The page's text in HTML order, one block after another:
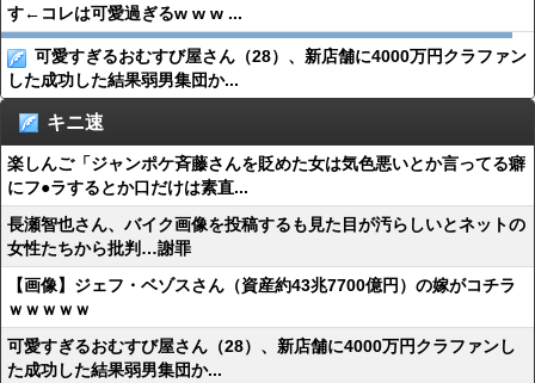
す←コレは可愛過ぎるw w w ...
可愛すぎるおむすび屋さん（28）、新店舗に4000万円クラファン
した成功した結果弱男集団か...
キニ速
楽しんご「ジャンポケ斉藤さんを貶めた女は気色悪いとか言ってる癖
にフ●ラするとか口だけは素直...
長瀬智也さん、バイク画像を投稿するも見た目が汚らしいとネットの
女性たちから批判…謝罪
【画像】ジェフ・ベゾスさん（資産約43兆7700億円）の嫁がコチラ
ｗｗｗｗｗ
可愛すぎるおむすび屋さん（28）、新店舗に4000万円クラファンし
た成功した結果弱男集団か...